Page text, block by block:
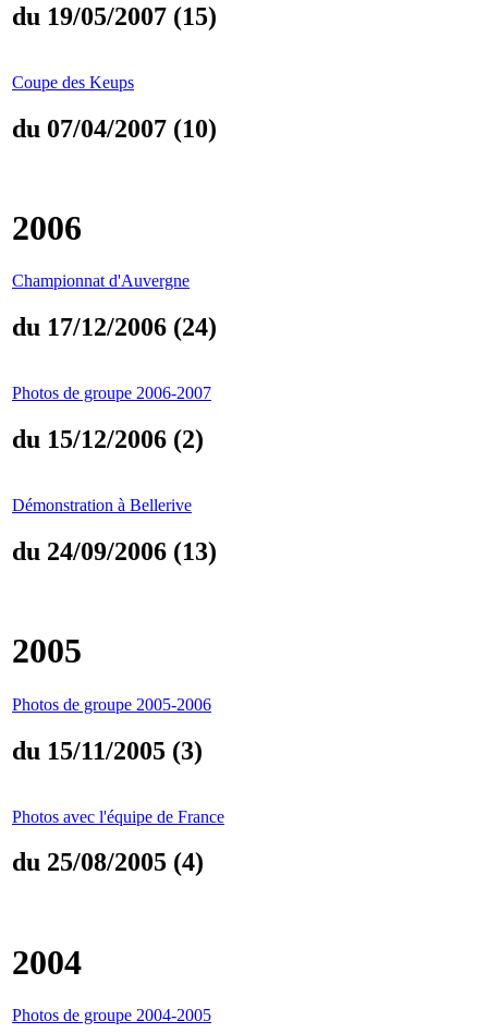
du 19/05/2007 (15)
Coupe des Keups
du 07/04/2007 (10)
2006
Championnat d'Auvergne
du 17/12/2006 (24)
Photos de groupe 2006-2007
du 15/12/2006 (2)
Démonstration à Bellerive
du 24/09/2006 (13)
2005
Photos de groupe 2005-2006
du 15/11/2005 (3)
Photos avec l'équipe de France
du 25/08/2005 (4)
2004
Photos de groupe 2004-2005